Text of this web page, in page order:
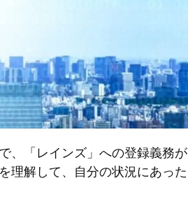
、「レインズ」への登録義務が
理解して、自分の状況にあった